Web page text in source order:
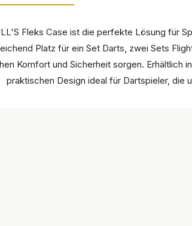
Fleks Case ist die perfekte Lösung für
Platz für ein Set Darts, zwei Sets
Komfort und Sicherheit sorgen. Erhältlich
praktischen Design ideal für Dartspieler, die